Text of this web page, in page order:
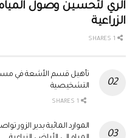
الري لتحسين وصول المياه
الزراعية
تأهيل قسم الأشعة في
التشخيصية
الموارد المائية بدير